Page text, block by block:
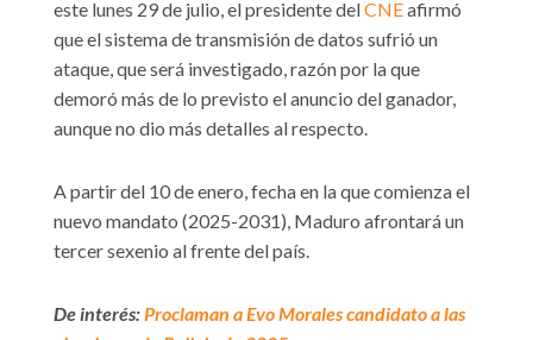
este lunes 29 de julio, el presidente delCNEafirmó
que el sistema de transmisión de datos sufrió un
ataque, que será investigado, razón por la que
demoró más de lo previsto el anuncio del ganador,
aunque no dio más detalles al respecto.
A partir del 10 de enero, fecha en la que comienza el
nuevo mandato (2025-2031), Maduro afrontará un
tercer sexenio al frente del país.
De interés:Proclaman a Evo Morales candidato a las